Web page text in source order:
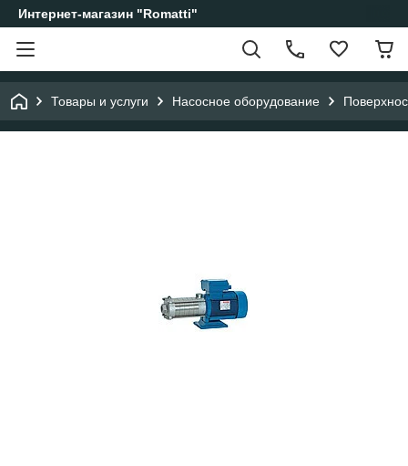
Интернет-магазин "Romatti"
Товары и услуги Насосное оборудование